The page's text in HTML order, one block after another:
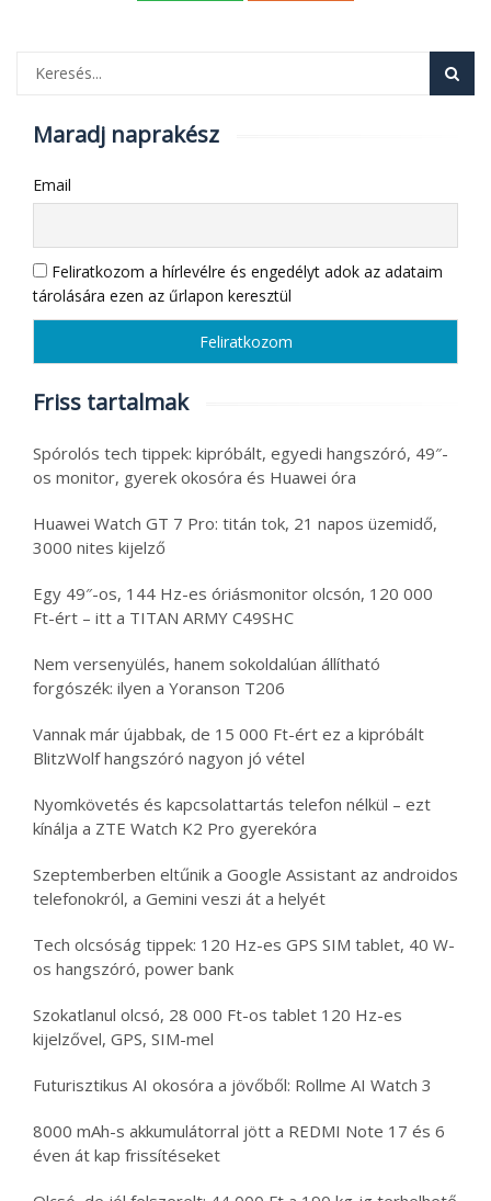
Maradj naprakész
Email
Feliratkozom a hírlevélre és engedélyt adok az adataim
tárolására ezen az űrlapon keresztül
Friss tartalmak
Spórolós tech tippek: kipróbált, egyedi hangszóró, 49″-
os monitor, gyerek okosóra és Huawei óra
Huawei Watch GT 7 Pro: titán tok, 21 napos üzemidő,
3000 nites kijelző
Egy 49″-os, 144 Hz-es óriásmonitor olcsón, 120 000
Ft-ért – itt a TITAN ARMY C49SHC
Nem versenyülés, hanem sokoldalúan állítható
forgószék: ilyen a Yoranson T206
Vannak már újabbak, de 15 000 Ft-ért ez a kipróbált
BlitzWolf hangszóró nagyon jó vétel
Nyomkövetés és kapcsolattartás telefon nélkül – ezt
kínálja a ZTE Watch K2 Pro gyerekóra
Szeptemberben eltűnik a Google Assistant az androidos
telefonokról, a Gemini veszi át a helyét
Tech olcsóság tippek: 120 Hz-es GPS SIM tablet, 40 W-
os hangszóró, power bank
Szokatlanul olcsó, 28 000 Ft-os tablet 120 Hz-es
kijelzővel, GPS, SIM-mel
Futurisztikus AI okosóra a jövőből: Rollme AI Watch 3
8000 mAh-s akkumulátorral jött a REDMI Note 17 és 6
éven át kap frissítéseket